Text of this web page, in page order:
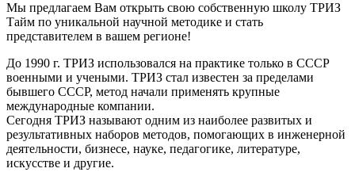
Мы предлагаем Вам открыть свою собственную школу ТРИЗ
Тайм по уникальной научной методике и стать
представителем в вашем регионе!
До 1990 г. ТРИЗ использовался на практике только в СССР
военными и учеными. ТРИЗ стал известен за пределами
бывшего СССР, метод начали применять крупные
международные компании.
Сегодня ТРИЗ называют одним из наиболее развитых и
результативных наборов методов, помогающих в инженерной
деятельности, бизнесе, науке, педагогике, литературе,
искусстве и другие.